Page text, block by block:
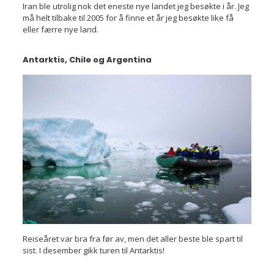
Iran ble utrolig nok det eneste nye landet jeg besøkte i år. Jeg
må helt tilbake til 2005 for å finne et år jeg besøkte like få
eller færre nye land.
Antarktis, Chile og Argentina
Reiseåret var bra fra før av, men det aller beste ble spart til
sist. I desember gikk turen til Antarktis!